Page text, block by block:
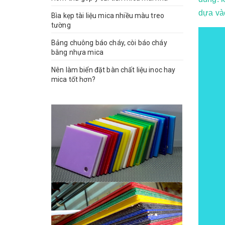
dựa
Bìa kẹp tài liệu mica nhiều màu treo
tường
Bảng chuông báo cháy, còi báo cháy
bằng nhựa mica
Nên làm biển đặt bàn chất liệu inoc hay
mica tốt hơn?